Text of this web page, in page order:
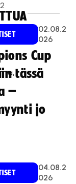
02.08.2
026
Cup
tässä
–
jo
04.08.2
026